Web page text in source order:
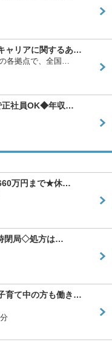
ャリアに関するあ…
各拠点で、全国…
正社員OK◆年収…
万円まで★休…
閉局◇処方は…
育て中の方も働き…